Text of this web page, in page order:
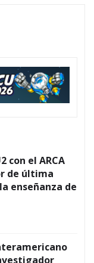
con el ARCA
de última
enseñanza de